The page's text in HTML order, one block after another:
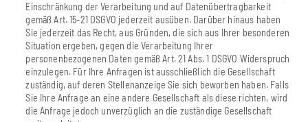
Einschränkung der Verarbeitung und auf Datenübertragbarkeit
gemäß Art. 15-21 DSGVO jederzeit ausüben. Darüber hinaus haben
Sie jederzeit das Recht, aus Gründen, die sich aus Ihrer besonderen
Situation ergeben, gegen die Verarbeitung Ihrer
personenbezogenen Daten gemäß Art. 21 Abs. 1 DSGVO Widerspruch
einzulegen. Für Ihre Anfragen ist ausschließlich die Gesellschaft
zuständig, auf deren Stellenanzeige Sie sich beworben haben. Falls
Sie Ihre Anfrage an eine andere Gesellschaft als diese richten, wird
die Anfrage jedoch unverzüglich an die zuständige Gesellschaft